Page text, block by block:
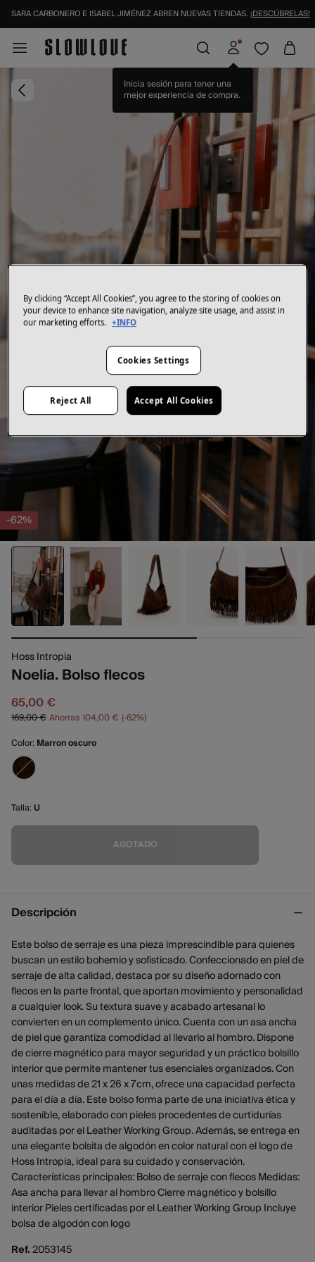
-62%
Hoss Intropia
Noelia. Bolso flecos
65,00 €
169,00 €Ahorras104,00 € 62
Color: Marron oscuro
Talla: U
AGOTADO
Descripción
Este bolso de serraje es una pieza imprescindible para quienes
buscan un estilo bohemio y sofisticado. Confeccionado en piel de
serraje de alta calidad, destaca por su diseño adornado con
flecos en la parte frontal, que aportan movimiento y personalidad
a cualquier look. Su textura suave y acabado artesanal lo
convierten en un complemento único. Cuenta con un asa ancha
de piel que garantiza comodidad al llevarlo al hombro. Dispone
de cierre magnético para mayor seguridad y un práctico bolsillo
interior que permite mantener tus esenciales organizados. Con
unas medidas de 21 x 26 x 7cm, ofrece una capacidad perfecta
para el día a día. Este bolso forma parte de una iniciativa ética y
sostenible, elaborado con pieles procedentes de curtidurías
auditadas por el Leather Working Group. Además, se entrega en
una elegante bolsita de algodón en color natural con el logo de
Hoss Intropia, ideal para su cuidado y conservación.
Características principales: Bolso de serraje con flecos Medidas:
Asa ancha para llevar al hombro Cierre magnético y bolsillo
interior Pieles certificadas por el Leather Working Group Incluye
bolsa de algodón con logo
Ref.2053145
By clicking “Accept All Cookies”, you agree to the storing of cookies on
your device to enhance site navigation, analyze site usage, and assist in
our marketing efforts. +INFO
Cookies Settings
Reject All Accept All Cookies